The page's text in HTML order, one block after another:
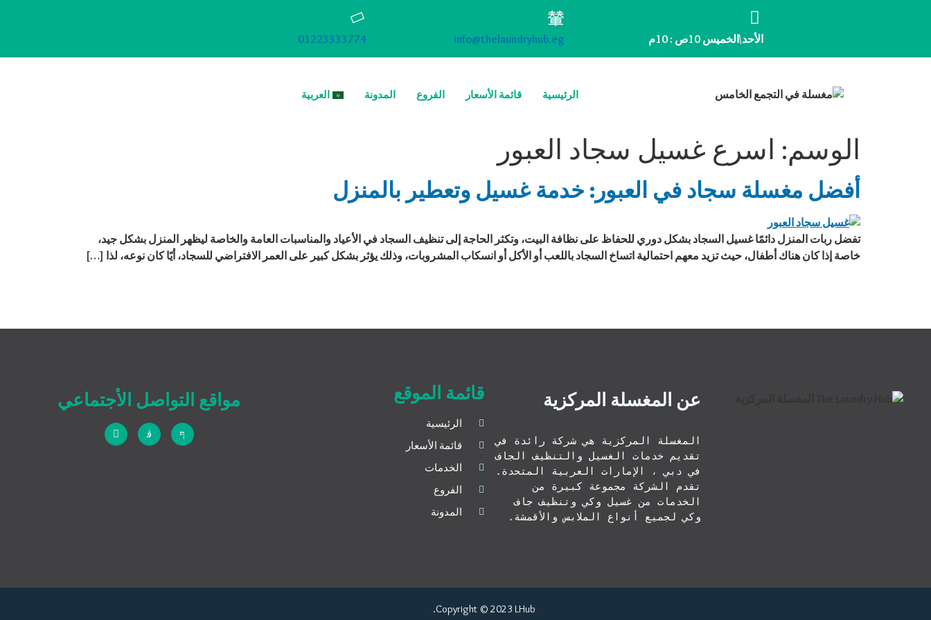
الأحد\الخميس 10ص : 10م info@thelaundryhub.eg
01223333774
الرئيسية قائمة الأسعار الفروع المدونة العربية
الوسم: اسرع غسيل سجاد العبور
أفضل مغسلة سجاد في العبور: خدمة غسيل وتعطير بالمنزل
تفضل ربات المنزل دائمًا غسيل السجاد بشكل دوري للحفاظ على نظافة البيت، وتكثر الحاجة إلى تنظيف السجاد في الأعياد والمناسبات العامة والخاصة ليظهر المنزل بشكل جيد،
خاصة إذا كان هناك أطفال، حيث تزيد معهم احتمالية اتساخ السجاد باللعب أو الأكل أو انسكاب المشروبات، وذلك يؤثر بشكل كبير على العمر الافتراضي للسجاد، أيًا كان نوعه، لذا […]
عن المغسلة المركزية
المغسلة المركزية هي شركة رائدة في
تقديم خدمات الغسيل والتنظيف الجاف
الخدمات من غسيل وكي وتنظيف جاف
وكي لجميع أنواع الملابس والأقمشة.
قائمة الموقع
الرئيسية
قائمة الأسعار
الخدمات
الفروع
المدونة
مواقع التواصل الأجتماعي
Copyright © 2023 LHub.